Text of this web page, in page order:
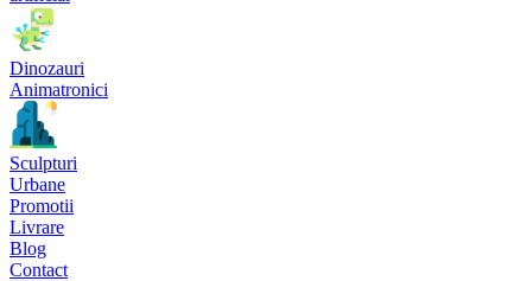
Dinozauri
Animatronici
Sculpturi
Urbane
Promotii
Livrare
Blog
Contact